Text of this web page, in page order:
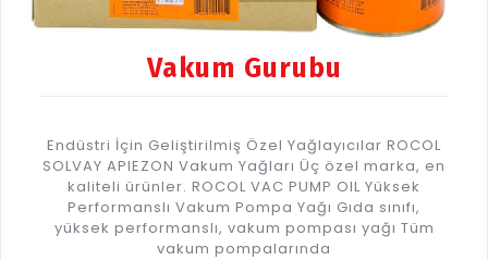
Vakum Gurubu
Endüstri İçin Geliştirilmiş Özel Yağlayıcılar ROCOL
SOLVAY APIEZON Vakum Yağları Üç özel marka, en
kaliteli ürünler. ROCOL VAC PUMP OIL Yüksek
Performanslı Vakum Pompa Yağı Gıda sınıfı,
yüksek performanslı, vakum pompası yağı Tüm
vakum pompalarında